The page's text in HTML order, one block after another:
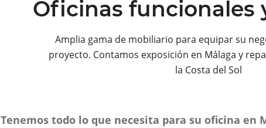
Oficinas funcionales
Amplia gama de mobiliario para equipar su
proyecto. Contamos exposición en Málaga y
la Costa del Sol
Tenemos todo lo que necesita para su oficina en